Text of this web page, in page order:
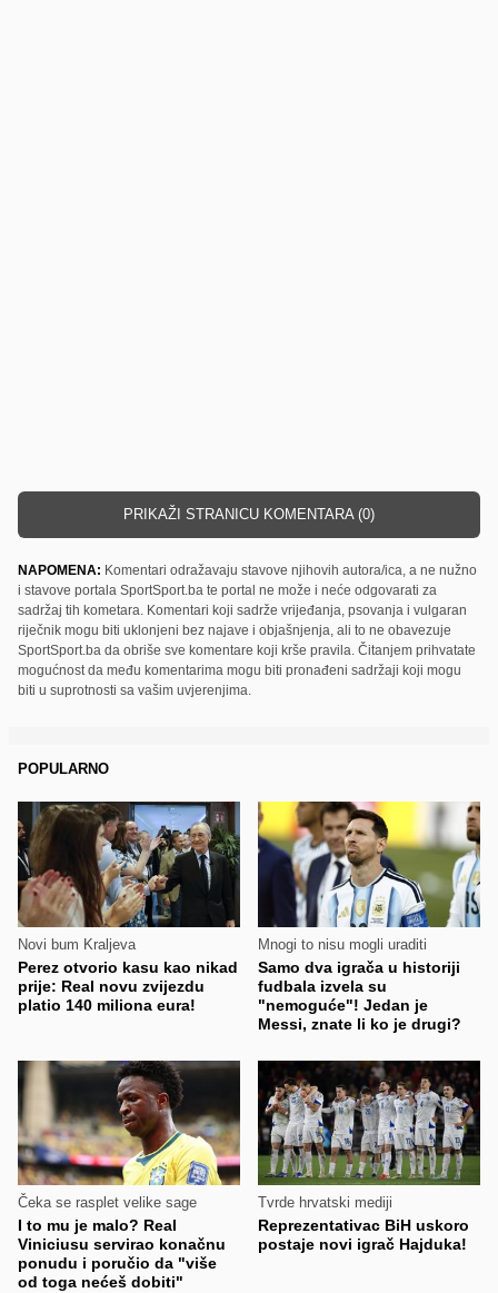
PRIKAŽI STRANICU KOMENTARA (0)
NAPOMENA: Komentari odražavaju stavove njihovih autora/ica, a ne nužno
i stavove portala SportSport.ba te portal ne može i neće odgovarati za
sadržaj tih kometara. Komentari koji sadrže vrijeđanja, psovanja i vulgaran
riječnik mogu biti uklonjeni bez najave i objašnjenja, ali to ne obavezuje
SportSport.ba da obriše sve komentare koji krše pravila. Čitanjem prihvatate
mogućnost da među komentarima mogu biti pronađeni sadržaji koji mogu
biti u suprotnosti sa vašim uvjerenjima.
POPULARNO
Novi bum Kraljeva
Perez otvorio kasu kao nikad
prije: Real novu zvijezdu
platio 140 miliona eura!
Mnogi to nisu mogli uraditi
Samo dva igrača u historiji
fudbala izvela su
"nemoguće"! Jedan je
Messi, znate li ko je drugi?
Čeka se rasplet velike sage
I to mu je malo? Real
Viniciusu servirao konačnu
ponudu i poručio da "više
od toga nećeš dobiti"
Tvrde hrvatski mediji
Reprezentativac BiH uskoro
postaje novi igrač Hajduka!